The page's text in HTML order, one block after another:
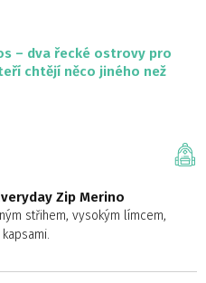
– dva řecké ostrovy pro
chtějí něco jiného než
Zip Merino
střihem, vysokým límcem,